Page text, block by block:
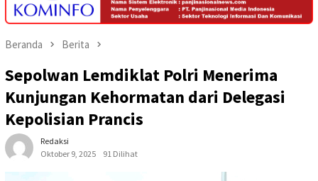
Beranda Berita
Sepolwan Lemdiklat Polri Menerima
Kunjungan Kehormatan dari Delegasi
Kepolisian Prancis
Redaksi
Oktober 9, 2025
91 Dilihat